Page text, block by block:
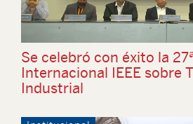
Se celebró con éxito la
Internacional IEEE sobre
Industrial